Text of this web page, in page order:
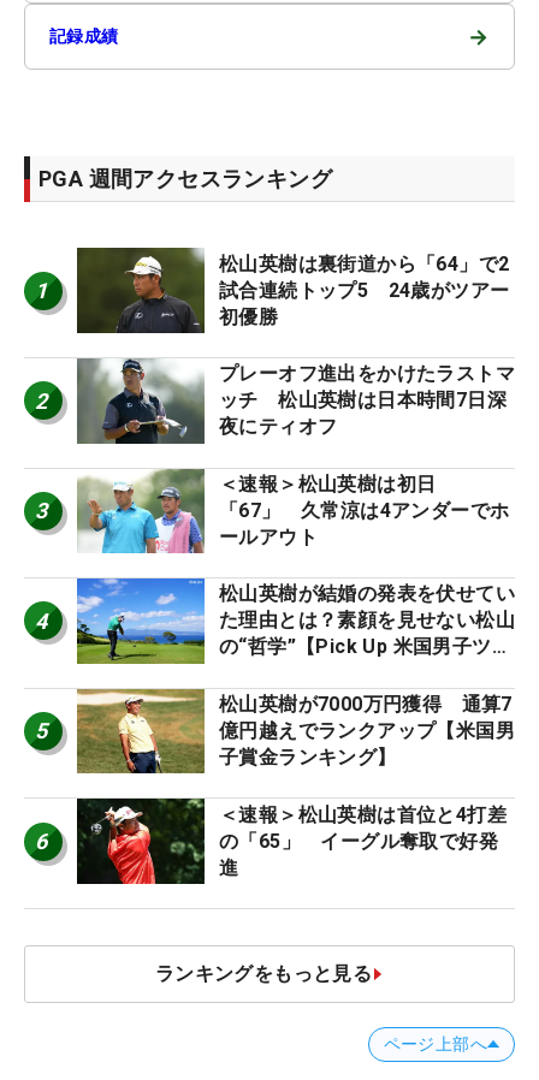
記録成績 →
PGA 週間アクセスランキング
1
松山英樹は裏街道から「64」で2
試合連続トップ5 24歳がツアー
初優勝
2
プレーオフ進出をかけたラストマ
ッチ 松山英樹は日本時間7日深
夜にティオフ
3
＜速報＞松山英樹は初日
「67」 久常涼は4アンダーでホ
ールアウト
4
松山英樹が結婚の発表を伏せてい
た理由とは？素顔を見せない松山
の“哲学”【Pick Up 米国男子ツア
5
松山英樹が7000万円獲得 通算7
億円越えでランクアップ【米国男
子賞金ランキング】
6
＜速報＞松山英樹は首位と4打差
の「65」 イーグル奪取で好発
進
ランキングをもっと見る
ページ上部へ